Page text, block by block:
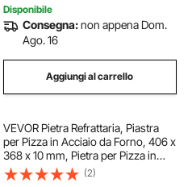
Disponibile
Consegna:non appena Dom.
Ago. 16
Aggiungi al carrello
VEVOR Pietra Refrattaria, Piastra
per Pizza in Acciaio da Forno, 406 x
368 x 10 mm, Pietra per Pizza in
Acciaio al Carbonio, Teglia per
Pizza Resistente per Griglia
(2)